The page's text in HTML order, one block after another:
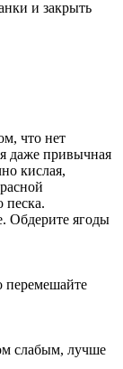
и закрыть
что нет
даже привычная
кислая,
песка.
Обдерите ягоды
перемешайте
слабым, лучше